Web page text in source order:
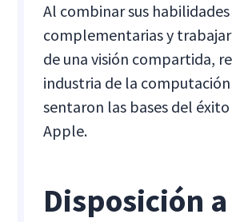
Al combinar sus habilidades
complementarias y
de una visión compartida,
industria de la
sentaron las bases del
Apple.
Disposición